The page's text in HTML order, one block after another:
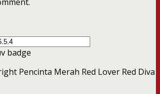
Pencinta Merah Red Lover Red Diva